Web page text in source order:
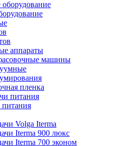
аппараты
машины
пленка
питания
Volga Iterma
Iterma 900 люкс
Iterma 700 эконом